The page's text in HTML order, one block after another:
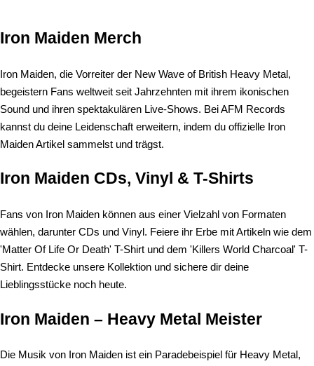
Iron Maiden Merch
Iron Maiden, die Vorreiter der New Wave of British Heavy Metal,
begeistern Fans weltweit seit Jahrzehnten mit ihrem ikonischen
Sound und ihren spektakulären Live-Shows. Bei AFM Records
kannst du deine Leidenschaft erweitern, indem du offizielle Iron
Maiden Artikel sammelst und trägst.
Iron Maiden CDs, Vinyl & T-Shirts
Fans von Iron Maiden können aus einer Vielzahl von Formaten
wählen, darunter CDs und Vinyl. Feiere ihr Erbe mit Artikeln wie dem
'Matter Of Life Or Death' T-Shirt und dem 'Killers World Charcoal' T-
Shirt. Entdecke unsere Kollektion und sichere dir deine
Lieblingsstücke noch heute.
Iron Maiden – Heavy Metal Meister
Die Musik von Iron Maiden ist ein Paradebeispiel für Heavy Metal,